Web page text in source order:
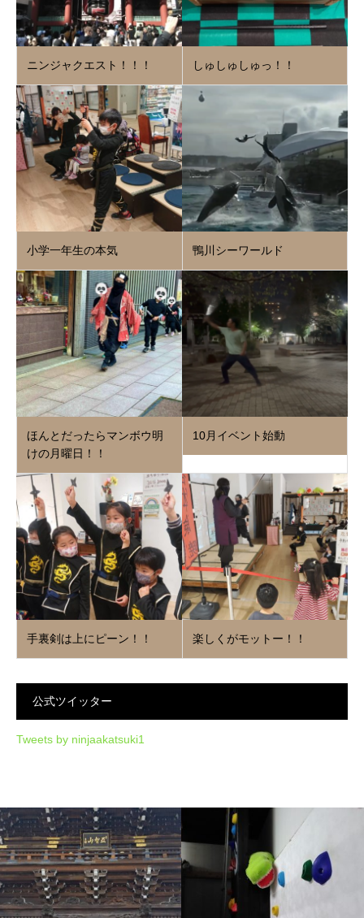
ニンジャクエスト！！！ しゅしゅしゅっ！！
小学一年生の本気 鴨川シーワールド
ほんとだったらマンボウ明
けの月曜日！！
10月イベント始動
手裏剣は上にピーン！！ 楽しくがモットー！！
公式ツイッター
Tweets by ninjaakatsuki1